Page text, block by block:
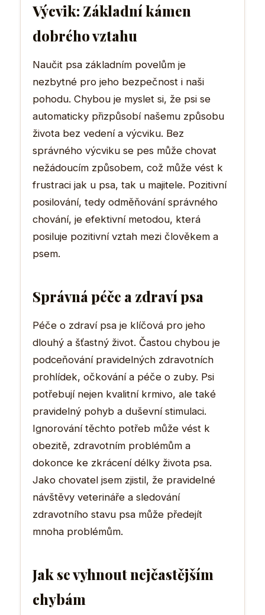
Výcvik: Základní kámen
dobrého vztahu
Naučit psa základním povelům je
nezbytné pro jeho bezpečnost i naši
pohodu. Chybou je myslet si, že psi se
automaticky přizpůsobí našemu způsobu
života bez vedení a výcviku. Bez
správného výcviku se pes může chovat
nežádoucím způsobem, což může vést k
frustraci jak u psa, tak u majitele. Pozitivní
posilování, tedy odměňování správného
chování, je efektivní metodou, která
posiluje pozitivní vztah mezi člověkem a
psem.
Správná péče a zdraví psa
Péče o zdraví psa je klíčová pro jeho
dlouhý a šťastný život. Častou chybou je
podceňování pravidelných zdravotních
prohlídek, očkování a péče o zuby. Psi
potřebují nejen kvalitní krmivo, ale také
pravidelný pohyb a duševní stimulaci.
Ignorování těchto potřeb může vést k
obezitě, zdravotním problémům a
dokonce ke zkrácení délky života psa.
Jako chovatel jsem zjistil, že pravidelné
návštěvy veterináře a sledování
zdravotního stavu psa může předejít
mnoha problémům.
Jak se vyhnout nejčastějším
chybám